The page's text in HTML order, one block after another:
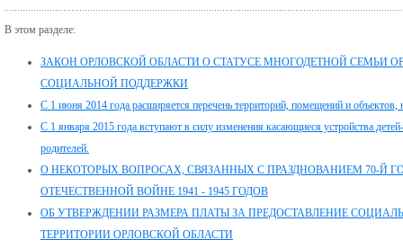
В этом разделе:
ЗАКОН ОРЛОВСКОЙ ОБЛАСТИ О СТАТУСЕ МНОГОДЕТНОЙ СЕМЬИ
СОЦИАЛЬНОЙ ПОДДЕРЖКИ
С 1 июня 2014 года расширяется перечень территорий, помещений и объектов,
С 1 января 2015 года вступают в силу изменения касающиеся устройства
родителей.
О НЕКОТОРЫХ ВОПРОСАХ, СВЯЗАННЫХ С ПРАЗДНОВАНИЕМ 70-Й
ОТЕЧЕСТВЕННОЙ ВОЙНЕ 1941 - 1945 ГОДОВ
ОБ УТВЕРЖДЕНИИ РАЗМЕРА ПЛАТЫ ЗА ПРЕДОСТАВЛЕНИЕ
ТЕРРИТОРИИ ОРЛОВСКОЙ ОБЛАСТИ